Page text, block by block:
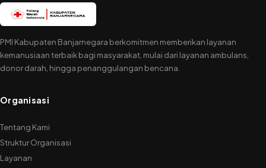
PMI Kabupaten Banjarnegara berkomitmen memberikan layanan
kemanusiaan terbaik bagi masyarakat, mulai dari layanan ambulans,
donor darah, hingga penanggulangan bencana.
Organisasi
Tentang Kami
Struktur Organisasi
Layanan